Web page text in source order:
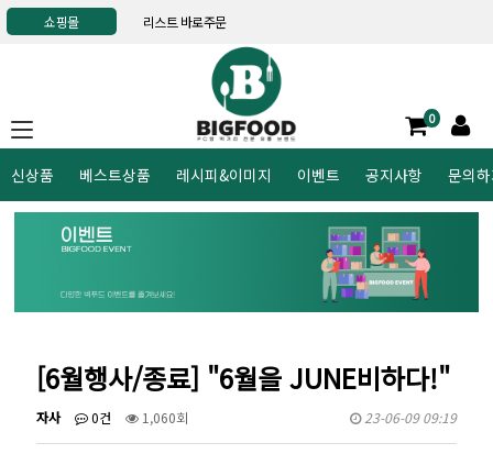
쇼핑몰 리스트 바로주문
0
신상품 베스트상품 레시피&이미지 이벤트 공지사항 문의
[6월행사/종료] "6월을 JUNE비하다!"
자사 0건 1,060회 23-06-09 09:19